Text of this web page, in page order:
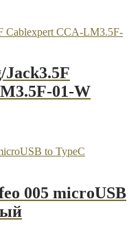
01-W
005 microUSB